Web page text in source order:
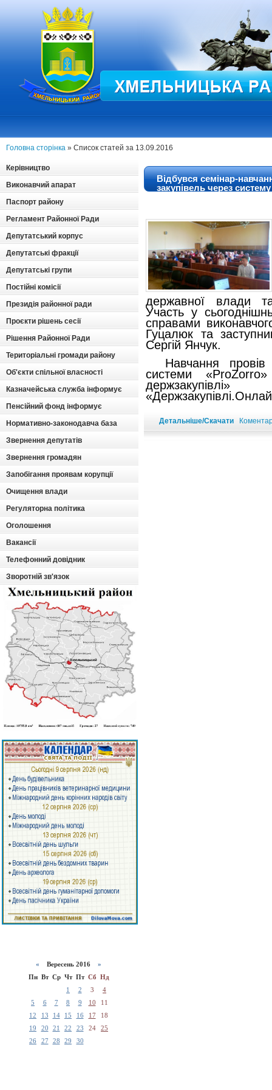
Головна сторінка » Список статей за 13.09.2016
Керівництво
Виконавчий апарат
Паспорт району
Регламент Районної Ради
Депутатський корпус
Депутатські фракції
Депутатські групи
Постійні комісії
Президія районної ради
Проєкти рішень сесії
Рішення Районної Ради
Територіальні громади району
Об'єкти спільної власності
Казначейська служба інформує
Пенсійний фонд інформує
Нормативно-законодавча база
Звернення депутатів
Звернення громадян
Запобігання проявам корупції
Очищення влади
Регуляторна політика
Оголошення
Вакансії
Телефонний довідник
Зворотній зв'язок
« Вересень 2016 »
Пн Вт Ср Чт Пт Сб Нд
1
2 3
4
5
6 7 8 9 10
11
12
13 14 15 16 17
18
19
20 21 22 23 24
25
26
27 28 29 30
Відбувся семінар-
закупівель через
державної влади
Участь у
справами
Гуцалюк та
Сергій Янчук.
Навчання провів
системи
Детальніше/Скачати